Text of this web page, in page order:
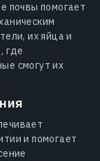
почвы помогает
их яйца и
где
смогут их
и помогает